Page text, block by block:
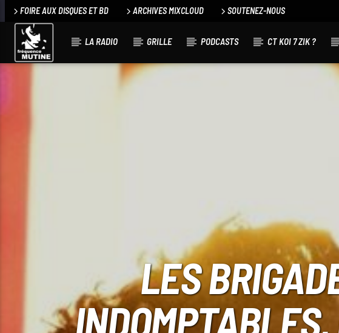
FOIRE AUX DISQUES ET BD ARCHIVES MIXCLOUD SOUTENEZ-NOUS
LA RADIO GRILLE PODCASTS CT KOI 7 ZIK ?
LES